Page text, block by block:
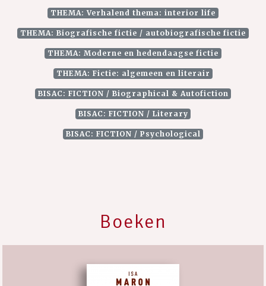
THEMA: Verhalend thema: interior life
THEMA: Biografische fictie / autobiografische fictie
THEMA: Moderne en hedendaagse fictie
THEMA: Fictie: algemeen en literair
BISAC: FICTION / Biographical & Autofiction
BISAC: FICTION / Literary
BISAC: FICTION / Psychological
Boeken